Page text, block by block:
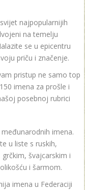
najpopularnijih
na temelju
se u epicentru
priču i značenje.
pristup ne samo top
imena za prošle i
posebnoj rubrici
imena.
u liste s ruskih,
švajcarskim i
i šarmom.
imena u Federaciji